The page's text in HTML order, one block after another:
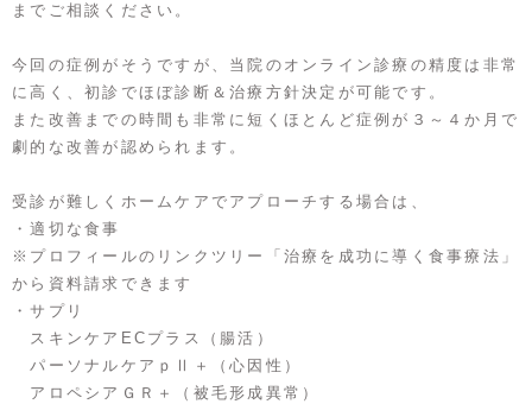
までご相談ください。
今回の症例がそうですが、当院のオンライン診療の精度は非常
に高く、初診でほぼ診断＆治療方針決定が可能です。
また改善までの時間も非常に短くほとんど症例が３～４か月で
劇的な改善が認められます。
受診が難しくホームケアでアプローチする場合は、
・適切な食事
※プロフィールのリンクツリー「治療を成功に導く食事療法」
から資料請求できます
・サプリ
スキンケアECプラス（腸活）
パーソナルケアｐⅡ＋（心因性）
アロペシアＧＲ＋（被毛形成異常）